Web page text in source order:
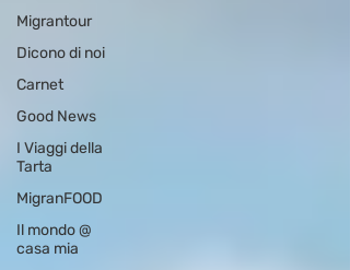
Migrantour
Dicono di noi
Carnet
Good News
I Viaggi della
Tarta
MigranFOOD
Il mondo @
casa mia